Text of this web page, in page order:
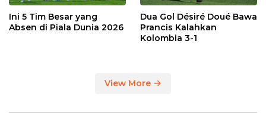
Ini 5 Tim Besar yang
Absen di Piala Dunia 2026
Dua Gol Désiré Doué Bawa
Prancis Kalahkan
Kolombia 3-1
View More